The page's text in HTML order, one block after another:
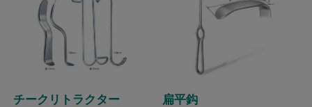
チークリトラクター 扁平鈎